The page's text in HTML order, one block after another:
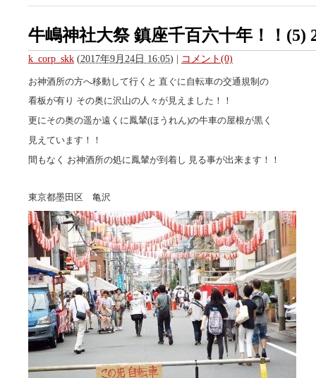
牛嶋神社大祭 鎮座千百六十年！！(5)
k_corp_skk (2017年9月24日 16:05) | コメント(0)
お神酒所の方へ移動して行くと 直ぐに自転車の交通規制の
看板が有り その奥に沢山の人々が見えました！！
更にその奥の遥か遠くに鳳輦(ほうれん)の牛車の屋根が黒く
見えています！！
間もなく お神酒所の処に鳳輦が到着し 見る事が出来ます！！
東京都墨田区 亀沢